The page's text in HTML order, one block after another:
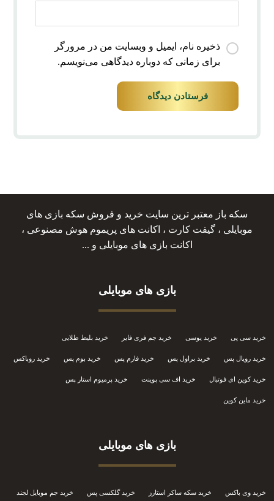
ذخیره نام، ایمیل و وبسایت من در مرورگر
برای زمانی که دوباره دیدگاهی می‌نویسم.
فرستادن دیدگاه
سکه باز معتبر ترین سایت خرید و فروش سکه بازی های
موبایلی ، گیفت کارت ، اکانت های پریموم هوش مصنوعی ،
اکانت بازی های موبایلی و ...
بازی های موبایلی
خرید سی پی خرید یوسی خرید جم فری فایر خرید بلیط طلایی
خرید رویال پس خرید براول پس خرید فارم پس خرید بوم پس خرید روباکس
خرید کوین ای فوتبال خرید اف سی پوینت خرید پرمیوم استار پس
خرید ماین کوین
بازی های موبایلی
خرید وی باکس خرید سکه ساکر استارز خرید گلکسی پس خرید جم موبایل لجند